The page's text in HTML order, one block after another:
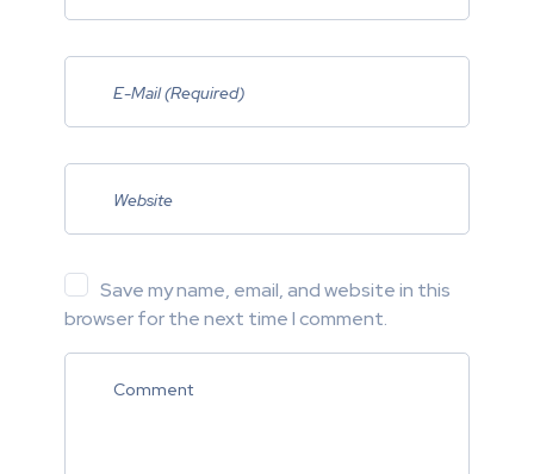
Save my name, email, and website in this
browser for the next time I comment.